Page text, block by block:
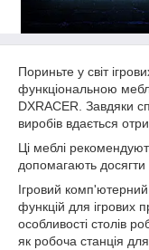
Пориньте у світ
функціональною
DXRACER. Завдяки
виробів вдається
Ці меблі
допомагають досягти
Ігровий
функцій для ігрових
особливості столів
як робоча станція